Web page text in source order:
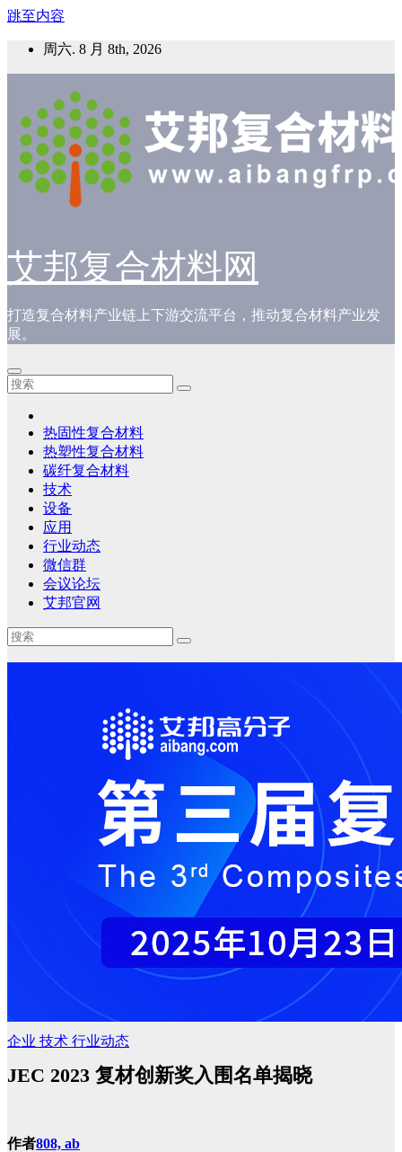
跳至内容
周六. 8 月 8th, 2026
艾邦复合材料网
打造复合材料产业链上下游交流平台，推动复合材料产业发
展。
热固性复合材料
热塑性复合材料
碳纤复合材料
技术
设备
应用
行业动态
微信群
会议论坛
艾邦官网
企业 技术 行业动态
JEC 2023 复材创新奖入围名单揭晓
作者808, ab